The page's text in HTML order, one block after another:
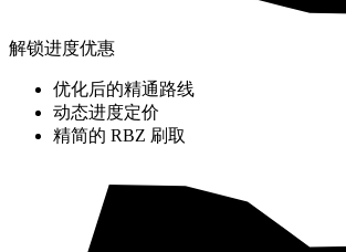
解锁进度优惠
优化后的精通路线
动态进度定价
精简的 RBZ 刷取